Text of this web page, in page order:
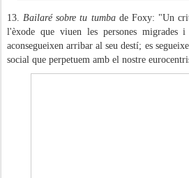
13. Bailaré sobre tu tumbade Foxy: "Un crit
l'èxode que viuen les persones migrades
aconsegueixen arribar al seu destí; es
social que perpetuem amb el nostre